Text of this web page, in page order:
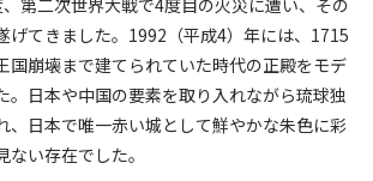
第二次世界大戦で4度目の火災に遭い、その
げてきました。1992（平成4）年には、1715
国崩壊まで建てられていた時代の正殿をモデ
。日本や中国の要素を取り入れながら琉球独
、日本で唯一赤い城として鮮やかな朱色に彩
い存在でした。